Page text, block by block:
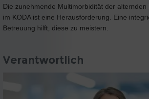
Die zunehmende Multimorbidität der alternden
im KODA ist eine Herausforderung. Eine
Betreuung hilft, diese zu meistern.
Verantwortlich